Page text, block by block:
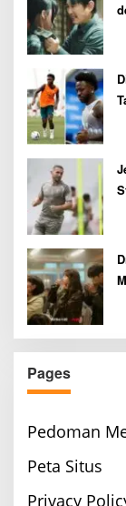
Pages
Pedoman
Peta Situs
Privacy